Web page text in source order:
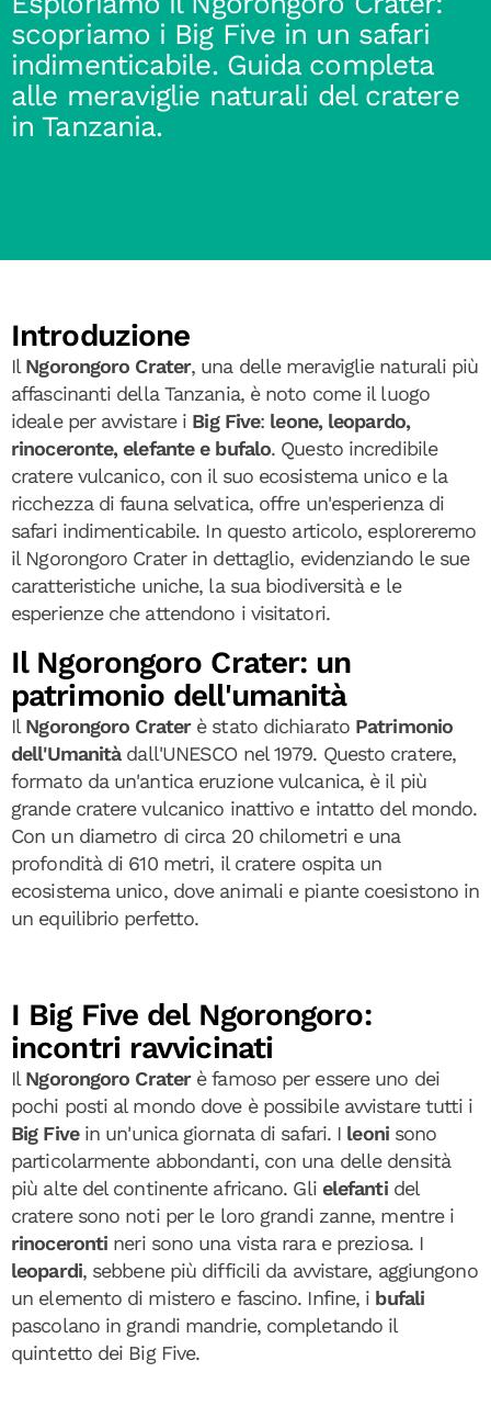
scopriamo i Big Five in un safari
indimenticabile. Guida completa
alle meraviglie naturali del cratere
in Tanzania.
Introduzione
Il Ngorongoro Crater, una delle meraviglie naturali più
affascinanti della Tanzania, è noto come il luogo
ideale per avvistare i Big Five: leone, leopardo,
rinoceronte, elefante e bufalo. Questo incredibile
cratere vulcanico, con il suo ecosistema unico e la
ricchezza di fauna selvatica, offre un'esperienza di
safari indimenticabile. In questo articolo, esploreremo
il Ngorongoro Crater in dettaglio, evidenziando le sue
caratteristiche uniche, la sua biodiversità e le
esperienze che attendono i visitatori.
Il Ngorongoro Crater: un
patrimonio dell'umanità
Il Ngorongoro Craterè stato dichiarato Patrimonio
dell'Umanitàdall'UNESCO nel 1979. Questo cratere,
formato da un'antica eruzione vulcanica, è il più
grande cratere vulcanico inattivo e intatto del mondo.
Con un diametro di circa 20 chilometri e una
profondità di 610 metri, il cratere ospita un
ecosistema unico, dove animali e piante coesistono in
un equilibrio perfetto.
I Big Five del Ngorongoro:
incontri ravvicinati
Il Ngorongoro Craterè famoso per essere uno dei
pochi posti al mondo dove è possibile avvistare tutti i
Big Fivein un'unica giornata di safari. I leonisono
particolarmente abbondanti, con una delle densità
più alte del continente africano. Gli elefantidel
cratere sono noti per le loro grandi zanne, mentre i
rinoceronti neri sono una vista rara e preziosa. I
leopardi, sebbene più difficili da avvistare, aggiungono
un elemento di mistero e fascino. Infine, i bufali
pascolano in grandi mandrie, completando il
quintetto dei Big Five.